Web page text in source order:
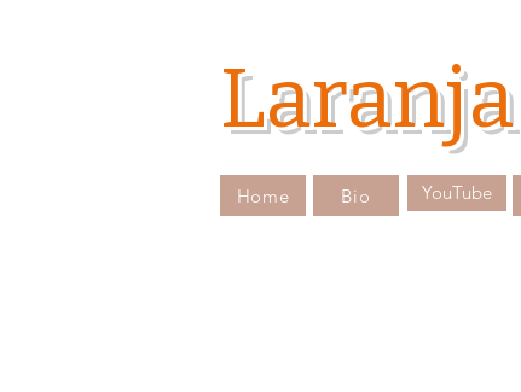
Laranja
Home Bio YouTube